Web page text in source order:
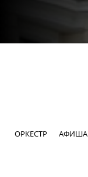
ОРКЕСТР АФИША